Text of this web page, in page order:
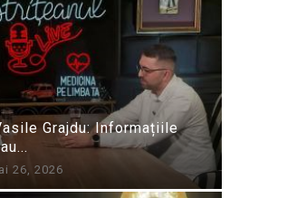
Grajdu: Informațiile
26, 2026